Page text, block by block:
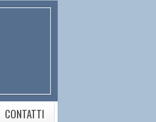
CONTATTI